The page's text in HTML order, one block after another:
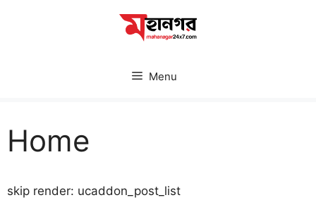
Menu
Home
skip render: ucaddon_post_list